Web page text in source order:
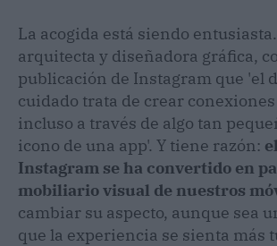
La acogida está siendo
arquitecta y diseñadora gráfica,
publicación de Instagram que 'el
cuidado trata de crear
incluso a través de algo tan
icono de una app'. Y tiene razón:
Instagram se ha convertido en
mobiliario visual de nuestros
cambiar su aspecto, aunque sea
que la experiencia se sienta más